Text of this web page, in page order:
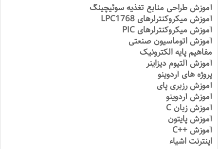
آموزش طراحی منابع تغذیه سوئیچینگ
آموزش میکروکنترلرهای LPC1768
آموزش میکروکنترلرهای PIC
آموزش اتوماسیون صنعتی
مفاهیم پایه الکترونیک
آموزش آلتیوم دیزاینر
پروژه های آردوینو
آموزش رزبری پای
آموزش آردوینو
آموزش زبان C
آموزش پایتون
آموزش ++C
اینترنت اشیاء